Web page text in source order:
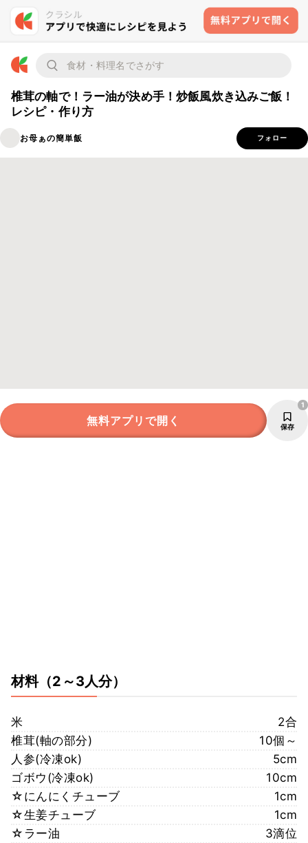
椎茸の軸で！ラー油が決め手！炒飯風炊き込みご飯！
レシピ・作り方
お母ぁの簡単飯 フォロー
無料アプリで開く 保存
1
材料（2～3人分）
米
2合
椎茸(軸の部分)
10個～
人参(冷凍ok)
5cm
ゴボウ(冷凍ok)
10cm
☆にんにくチューブ
1cm
☆生姜チューブ
1cm
☆ラー油
3滴位